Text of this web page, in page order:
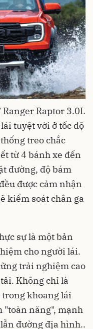
Raptor 3.0L
tuyệt vời ở tốc độ
treo chắc
từ 4 bánh xe đến
đường, độ bám
được cảm nhận
kiểm soát chân ga
sự là một bản
cho người lái.
trải nghiệm cao
Không chỉ là
khoang lái
"toàn năng", mạnh
đường địa hình..